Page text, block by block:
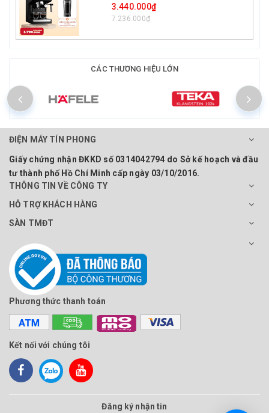
3.440.000₫
7.236.000₫
CÁC THƯƠNG HIỆU LỚN
ĐIỆN MÁY TÍN PHONG
Giấy chứng nhận ĐKKD số 0314042794 do Sở kế hoạch và đầu
tư thành phố Hồ Chí Minh cấp ngày 03/10/2016.
THÔNG TIN VỀ CÔNG TY
HỖ TRỢ KHÁCH HÀNG
SÀN TMĐT
Phương thức thanh toán
Kết nối với chúng tôi
Đăng ký nhận tin